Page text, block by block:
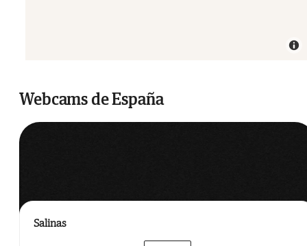
Webcams de España
Salinas